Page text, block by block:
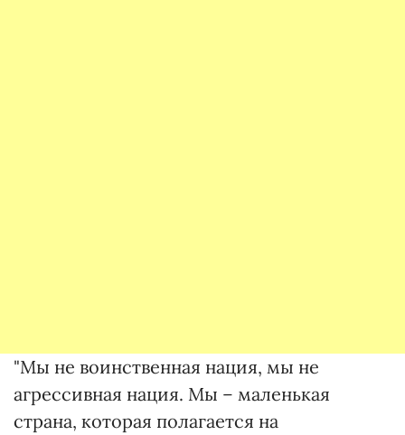
"Мы не воинственная нация, мы не
агрессивная нация. Мы – маленькая
страна, которая полагается на